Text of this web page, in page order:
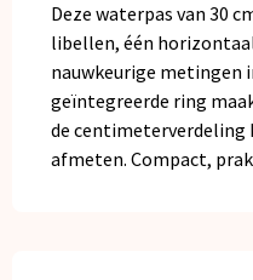
Deze waterpas van 30
libellen, één
nauwkeurige metingen
geïntegreerde ring
de centimeterverdeling
afmeten. Compact,